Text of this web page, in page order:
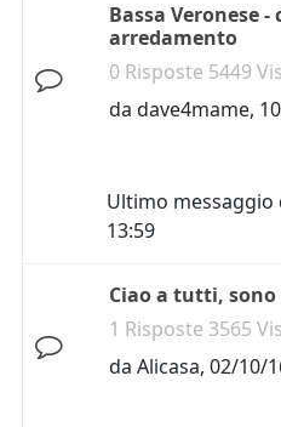
Bassa Veronese
arredamento
0 Risposte 5449
da dave4mame,
Ultimo messaggio
13:59
Ciao a tutti, sono
1 Risposte 3565
da Alicasa, 02/10/